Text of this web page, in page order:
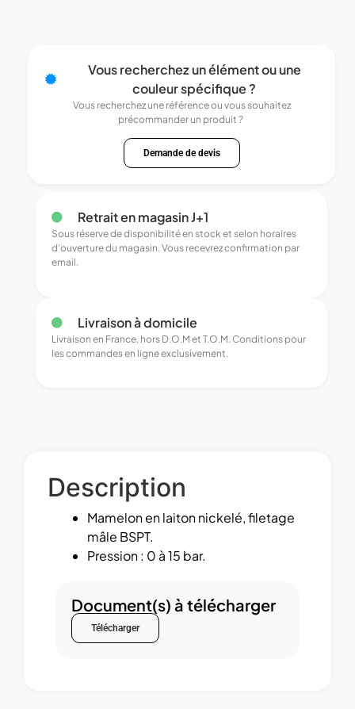
Vous recherchez un élément ou une
couleur spécifique ?
Vous recherchez une référence ou vous souhaitez
précommander un produit ?
Demande de devis
Retrait en magasin J+1
Sous réserve de disponibilité en stock et selon horaires
d’ouverture du magasin. Vous recevrez confirmation par
email.
Livraison à domicile
Livraison en France, hors D.O.M et T.O.M. Conditions pour
les commandes en ligne exclusivement.
Description
Mamelon en laiton nickelé, filetage
mâle BSPT.
Pression : 0 à 15 bar.
Document(s) à télécharger
Télécharger